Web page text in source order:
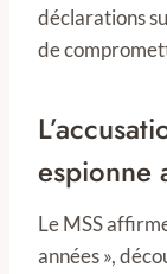
déclarations
de
espionne
Le MSS
années »,